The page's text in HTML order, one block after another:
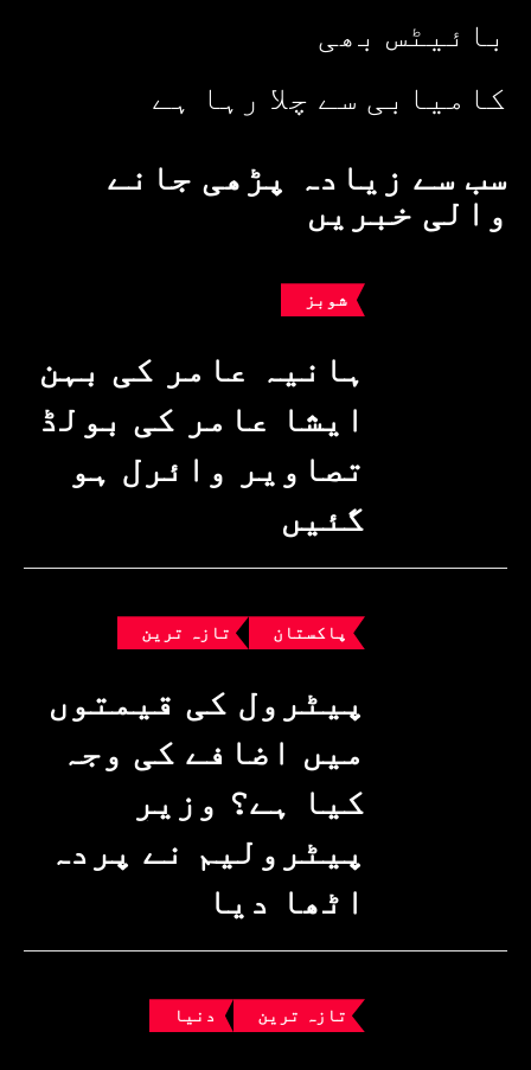
بائیٹس بھی
کامیابی سے چلا رہا ہے
سب سے زیادہ پڑھی جانے
والی خبریں
شوبز
ہانیہ عامر کی بہن
ایشا عامر کی بولڈ
تصاویر وائرل ہو
گئیں
پاکستان تازہ ترین
پیٹرول کی قیمتوں
میں اضافے کی وجہ
کیا ہے؟ وزیرِ
پیٹرولیم نے پردہ
اٹھا دیا
تازہ ترین دنیا